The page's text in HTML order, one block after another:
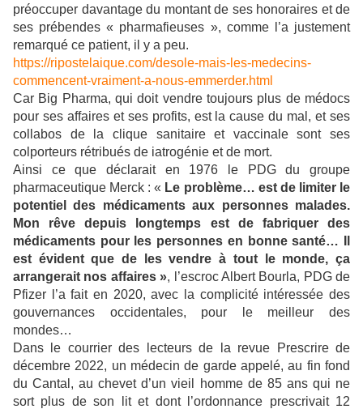
préoccuper davantage du montant de ses honoraires et de
ses prébendes « pharmafieuses », comme l’a justement
remarqué ce patient, il y a peu.
https://ripostelaique.com/desole-mais-les-medecins-
commencent-vraiment-a-nous-emmerder.html
Car Big Pharma, qui doit vendre toujours plus de médocs
pour ses affaires et ses profits, est la cause du mal, et ses
collabos de la clique sanitaire et vaccinale sont ses
colporteurs rétribués de iatrogénie et de mort.
Ainsi ce que déclarait en 1976 le PDG du groupe
pharmaceutique Merck : « Le problème… est de limiter le
potentiel des médicaments aux personnes malades.
Mon rêve depuis longtemps est de fabriquer des
médicaments pour les personnes en bonne santé… Il
est évident que de les vendre à tout le monde, ça
arrangerait nos affaires »,
l’escroc Albert Bourla, PDG de
Pfizer l’a fait en 2020, avec la complicité intéressée des
gouvernances occidentales, pour le meilleur des
mondes…
Dans le courrier des lecteurs de la revue Prescrire de
décembre 2022, un médecin de garde appelé, au fin fond
du Cantal, au chevet d’un vieil homme de 85 ans qui ne
sort plus de son lit et dont l’ordonnance prescrivait 12